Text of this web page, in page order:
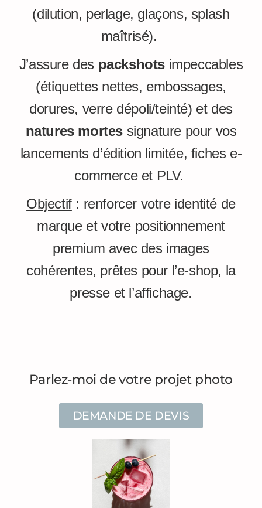
(dilution, perlage, glaçons, splash
maîtrisé).
J’assure des packshots impeccables
(étiquettes nettes, embossages,
dorures, verre dépoli/teinté) et des
natures mortes signature pour vos
lancements d’édition limitée, fiches e-
commerce et PLV.
Objectif: renforcer votre identité de
marque et votre positionnement
premium avec des images
cohérentes, prêtes pour l’e-shop, la
presse et l’affichage.
Parlez-moi de votre projet photo
DEMANDE DE DEVIS